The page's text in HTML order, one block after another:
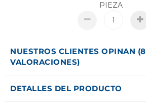
PIEZA
NUESTROS CLIENTES OPINAN (8
VALORACIONES)
DETALLES DEL PRODUCTO